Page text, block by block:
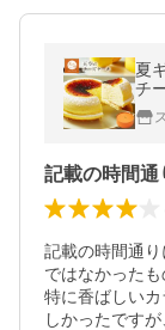
夏
チー
せ
ン
記載の時間通
ではなかったも
特に香ばしい
しかったです